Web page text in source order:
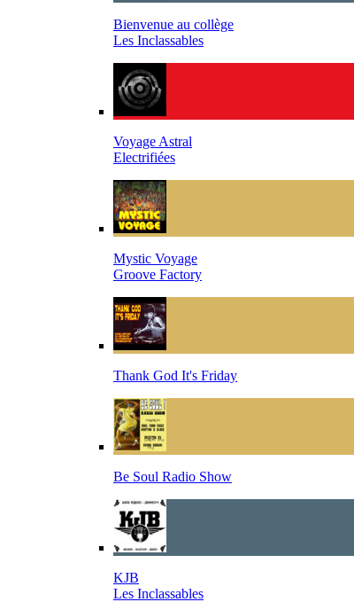
Bienvenue au collège
Les Inclassables
Voyage Astral
Electrifiées
Mystic Voyage
Groove Factory
Thank God It's Friday
Be Soul Radio Show
KJB
Les Inclassables